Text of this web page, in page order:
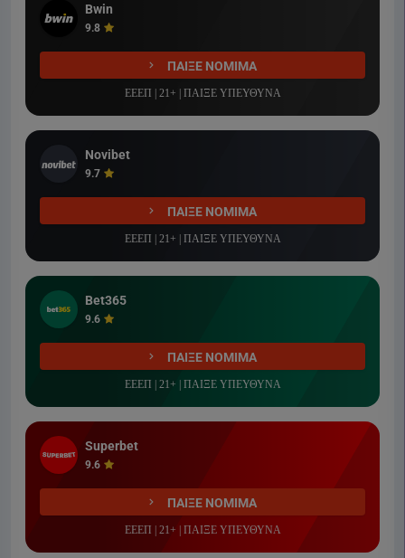
Bwin
9.8
ΠΑΙΞΕ ΝΟΜΙΜΑ
ΕΕΕΠ | 21+ | ΠΑΙΞΕ ΥΠΕΥΘΥΝΑ
Novibet
9.7
ΠΑΙΞΕ ΝΟΜΙΜΑ
ΕΕΕΠ | 21+ | ΠΑΙΞΕ ΥΠΕΥΘΥΝΑ
Bet365
9.6
ΠΑΙΞΕ ΝΟΜΙΜΑ
ΕΕΕΠ | 21+ | ΠΑΙΞΕ ΥΠΕΥΘΥΝΑ
Superbet
9.6
ΠΑΙΞΕ ΝΟΜΙΜΑ
ΕΕΕΠ | 21+ | ΠΑΙΞΕ ΥΠΕΥΘΥΝΑ